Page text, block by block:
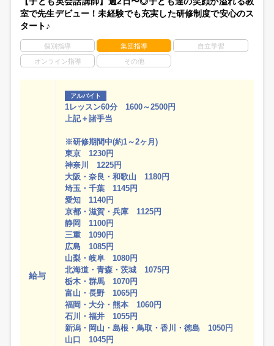
室で先生デビュー！未経験でも充実した研修制度で安心のス
タート♪
個別指導 集団指導 自立学習
オンライン指導 その他
給与
アルバイト
1レッスン60分 1600～2500円
上記＋諸手当
※研修期間中(約1～2ヶ月)
東京 1230円
神奈川 1225円
大阪・奈良・和歌山 1180円
埼玉・千葉 1145円
愛知 1140円
京都・滋賀・兵庫 1125円
静岡 1100円
三重 1090円
広島 1085円
山梨・岐阜 1080円
北海道・青森・茨城 1075円
栃木・群馬 1070円
富山・長野 1065円
福岡・大分・熊本 1060円
石川・福井 1055円
新潟・岡山・島根・鳥取・香川・徳島 1050円
山口 1045円